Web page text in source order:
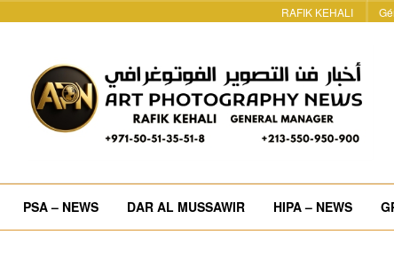
RAFIK KEHALI
HIPA – NEWS
DAR AL MUSSAWIR
PSA – NEWS